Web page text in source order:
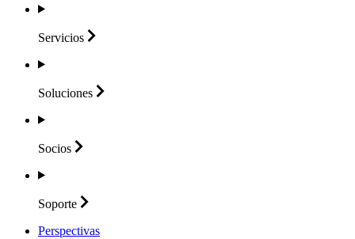
Servicios
Soluciones
Socios
Soporte
Perspectivas